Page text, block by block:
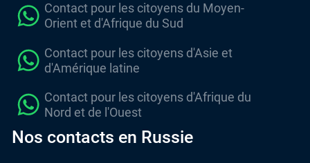
Contact pour les citoyens du Moyen-
Orient et d'Afrique du Sud
Contact pour les citoyens d'Asie et
d'Amérique latine
Contact pour les citoyens d'Afrique du
Nord et de l'Ouest
Nos contacts en Russie